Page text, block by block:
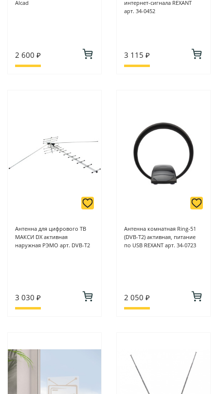
Alcad
2 600 ₽
интернет-сигнала REXANT
арт. 34-0452
3 115 ₽
Антенна для цифрового ТВ
МАКСИ DX активная
наружная РЭМО арт. DVB-T2
3 030 ₽
Антенна комнатная Ring-51
(DVB-T2) активная, питание
по USB REXANT арт. 34-0723
2 050 ₽